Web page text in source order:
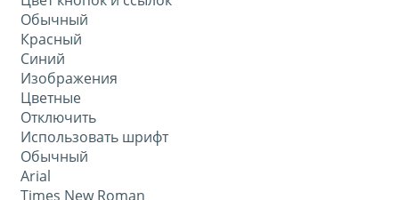
Обычный
Красный
Синий
Изображения
Цветные
Отключить
Использовать шрифт
Обычный
Arial
Times New Roman